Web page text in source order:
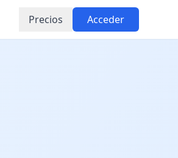
Precios Acceder